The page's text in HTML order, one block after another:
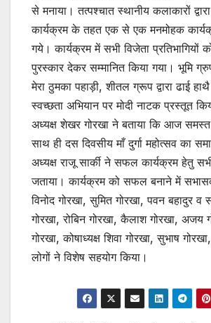
से मनाया। तत्पश्चात स्थानीय कलाकारों
कार्यक्रम के तहत एक से एक मनमोहक
गये। कार्यक्रम में सभी विजेता प्रतिभागियों
पुरस्कार देकर सम्मानित किया गया। भूमि ग्रुप
मेरा ठुमका पहाड़ी, शीतल ग्रूप द्वारा ढाई
स्वच्छता अभियान पर मोदी नाटक प्रस्तूत
अध्यक्ष शेखर गोरखा ने बताया कि आज
साथ ही दस दिवसीय माँ दुर्गा महोत्सव का
अध्यक्ष राजू सार्की ने सफल कार्यक्रम हेतु
जताया। कार्यक्रम को सफल बनाने में
विनोद गोरखा, सुमित गोरखा, पवन बहादुर
गोरखा, रोबिन गोरखा, कैलाश गोरखा, अजय
गोरखा, कोषाध्यक्ष शिवा गोरखा, सुभाष
लोगों ने विशेष सहयोग किया।